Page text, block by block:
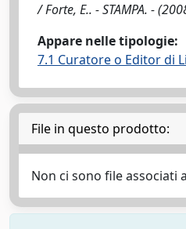
/ Forte, E.. - STAMPA. -
Appare nelle tipologie:
7.1 Curatore o Editor di
File in questo prodotto:
Non ci sono file associati